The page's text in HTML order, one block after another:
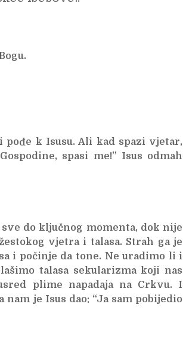
pođe k Isusu. Ali kad spazi vjetar,
spasi me!” Isus odmah
do ključnog momenta, dok nije
vjetra i talasa. Strah ga je
i počinje da tone. Ne uradimo li i
talasa sekularizma koji nas
plime napadaja na Crkvu. I
nam je Isus dao: “Ja sam pobijedio